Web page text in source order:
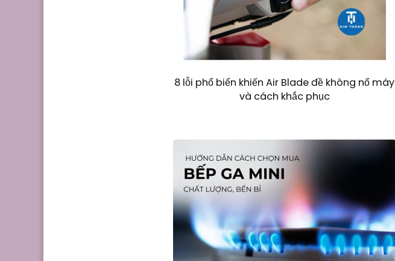
8 lỗi phổ biến khiến Air Blade đề không nổ máy
và cách khắc phục